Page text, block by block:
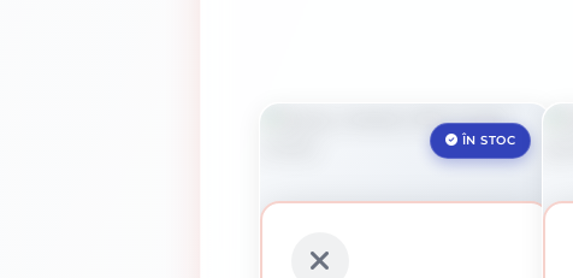
ÎN STOC